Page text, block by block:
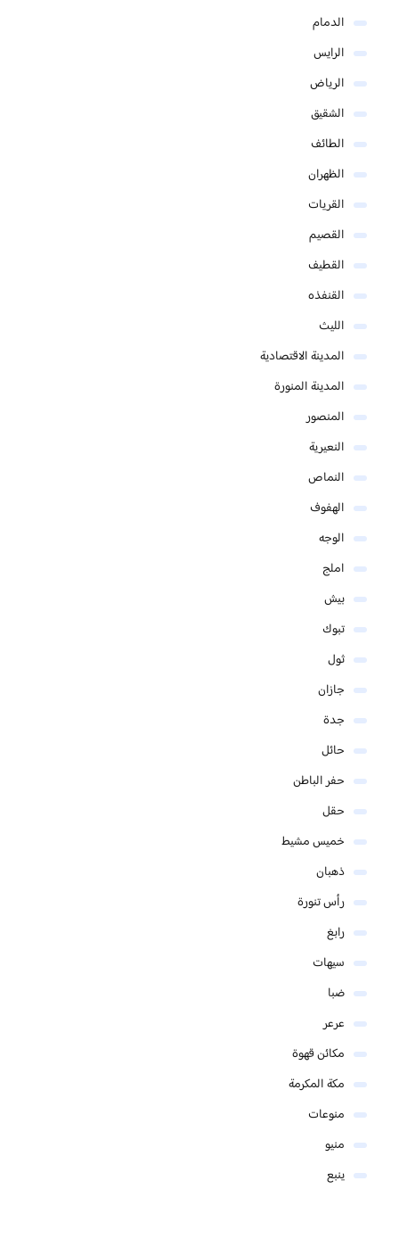
الدمام
الرايس
الرياض
الشقيق
الطائف
الظهران
القريات
القصيم
القطيف
القنفذه
الليث
المدينة الاقتصادية
المدينة المنورة
المنصور
النعيرية
النماص
الهفوف
الوجه
املج
بيش
تبوك
ثول
جازان
جدة
حائل
حفر الباطن
حقل
خميس مشيط
ذهبان
رأس تنورة
رابغ
سيهات
ضبا
عرعر
مكائن قهوة
مكة المكرمة
منوعات
منيو
ينبع